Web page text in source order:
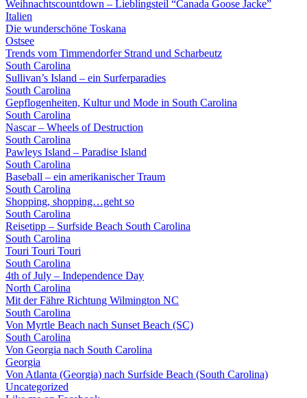
Weihnachtscountdown – Lieblingsteil “Canada Goose Jacke”
Italien
Die wunderschöne Toskana
Ostsee
Trends vom Timmendorfer Strand und Scharbeutz
South Carolina
Sullivan’s Island – ein Surferparadies
South Carolina
Gepflogenheiten, Kultur und Mode in South Carolina
South Carolina
Nascar – Wheels of Destruction
South Carolina
Pawleys Island – Paradise Island
South Carolina
Baseball – ein amerikanischer Traum
South Carolina
Shopping, shopping…geht so
South Carolina
Reisetipp – Surfside Beach South Carolina
South Carolina
Touri Touri Touri
South Carolina
4th of July – Independence Day
North Carolina
Mit der Fähre Richtung Wilmington NC
South Carolina
Von Myrtle Beach nach Sunset Beach (SC)
South Carolina
Von Georgia nach South Carolina
Georgia
Von Atlanta (Georgia) nach Surfside Beach (South Carolina)
Uncategorized